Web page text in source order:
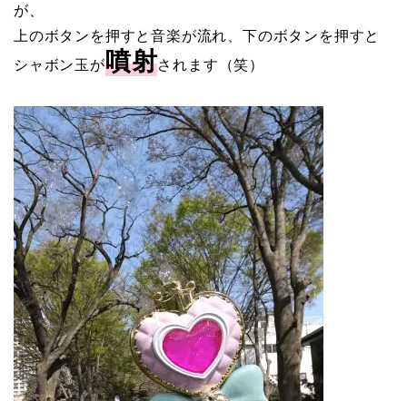
が、
上のボタンを押すと音楽が流れ、下のボタンを押すと
シャボン玉が噴射されます（笑）